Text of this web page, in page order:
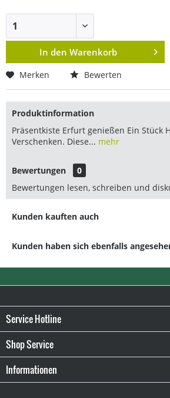
In den Warenkorb
Merken Bewerten
Produktinformation
Präsentkiste Erfurt genießen Ein Stück
Verschenken. Diese... mehr
Bewertungen
0
Bewertungen lesen, schreiben und
Kunden kauften auch
Kunden haben sich ebenfalls
Service Hotline
Shop Service
Informationen